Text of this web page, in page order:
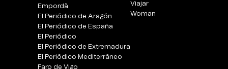
Empordà
El Periódico de Aragón
El Periódico de España
El Periódico
El Periódico de Extremadura
El Periódico Mediterráneo
Faro de Vigo
Viajar
Woman